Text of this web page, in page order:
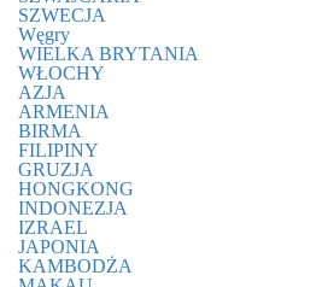
SZWECJA
Węgry
WIELKA BRYTANIA
WŁOCHY
AZJA
ARMENIA
BIRMA
FILIPINY
GRUZJA
HONGKONG
INDONEZJA
IZRAEL
JAPONIA
KAMBODŻA